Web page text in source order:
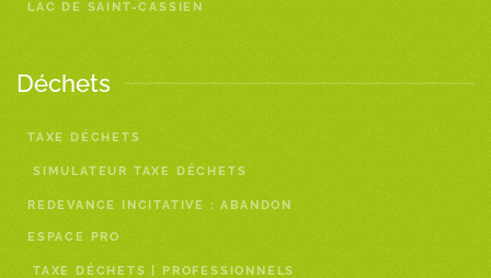
LAC DE SAINT-CASSIEN
Déchets
TAXE DÉCHETS
SIMULATEUR TAXE DÉCHETS
REDEVANCE INCITATIVE : ABANDON
ESPACE PRO
TAXE DÉCHETS | PROFESSIONNELS